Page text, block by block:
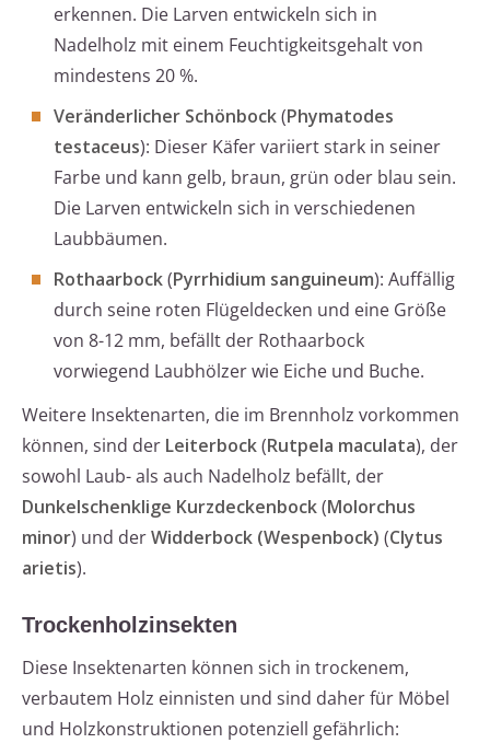
erkennen. Die Larven entwickeln sich in
Nadelholz mit einem Feuchtigkeitsgehalt von
mindestens 20 %.
Veränderlicher Schönbock(Phymatodes
testaceus): Dieser Käfer variiert stark in seiner
Farbe und kann gelb, braun, grün oder blau sein.
Die Larven entwickeln sich in verschiedenen
Laubbäumen.
Rothaarbock(Pyrrhidium sanguineum): Auffällig
durch seine roten Flügeldecken und eine Größe
von 8-12 mm, befällt der Rothaarbock
vorwiegend Laubhölzer wie Eiche und Buche.
Weitere Insektenarten, die im Brennholz vorkommen
können, sind der Leiterbock(Rutpela maculata), der
sowohl Laub- als auch Nadelholz befällt, der
Dunkelschenklige Kurzdeckenbock(Molorchus
minor) und derWidderbock (Wespenbock) (Clytus
arietis).
Trockenholzinsekten
Diese Insektenarten können sich in trockenem,
verbautem Holz einnisten und sind daher für Möbel
und Holzkonstruktionen potenziell gefährlich: